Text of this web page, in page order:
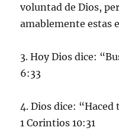
voluntad de Dios,
amablemente estas
3. Hoy Dios dice:
6:33
4. Dios dice:
1 Corintios 10:31